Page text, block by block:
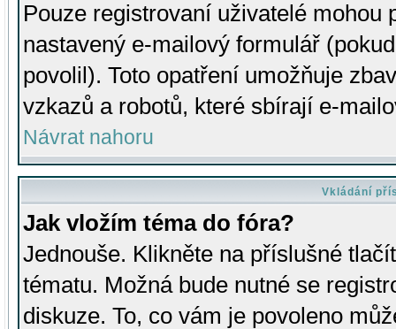
Pouze registrovaní uživatelé mohou
nastavený e-mailový formulář
povolil). Toto opatření umožňuje
vzkazů a robotů, které sbírají e-
Návrat nahoru
Vkládání
Jak vložím téma do fóra?
Jednouše. Klikněte na příslušné
tématu. Možná bude nutné se
diskuze. To, co vám je povoleno